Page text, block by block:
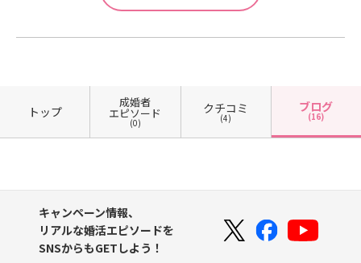
トップ
成婚者
エピソード
(0)
クチコミ
(4)
ブログ
(16)
キャンペーン情報、
リアルな婚活エピソードを
SNSからもGETしよう！